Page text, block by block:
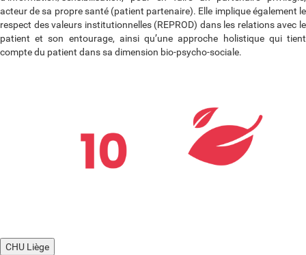
acteur de sa propre santé (patient partenaire). Elle implique également le
respect des valeurs institutionnelles (REPROD) dans les relations avec le
patient et son entourage, ainsi qu’une approche holistique qui tient
compte du patient dans sa dimension bio-psycho-sociale.
CHU Liège